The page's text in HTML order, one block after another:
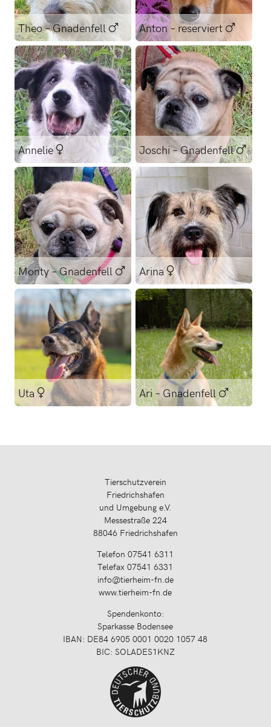
Theo – Gnadenfell
Mischling
Anton – reserviert
Mischling
Annelie
Mischling
Joschi – Gnadenfell
Retro Mops
Monty – Gnadenfell
Retro Mops
Arina
Hütehund-Mischling
Uta
Deutscher Schäferhund
Ari – Gnadenfell
Mischling
Tierschutzverein
Friedrichshafen
und Umgebung e.V.
Messestraße 224
88046 Friedrichshafen
Telefon 07541 6311
Telefax 07541 6331
info@tierheim-fn.de
www.tierheim-fn.de
Spendenkonto:
Sparkasse Bodensee
IBAN: DE84 6905 0001 0020 1057 48
BIC: SOLADES1KNZ